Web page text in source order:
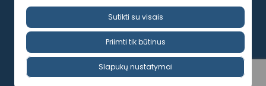
Privatumo politika
Socialinės atsakomybės politika
Dirbkblaivus @ 2025. Visos teisės saugomos.
Sutikti su visais
Priimti tik būtinus
Slapukų nustatymai